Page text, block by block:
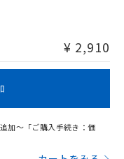
ります。
¥ 2,910
加～「ご購入手続き：価